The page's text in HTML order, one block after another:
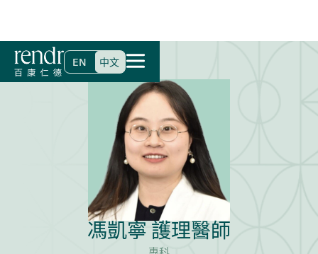
EN 中文
首頁>尋找醫生>馮凱寧 護理醫師
馮凱寧 護理醫師